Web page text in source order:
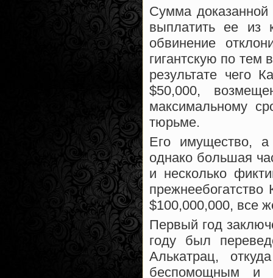
Сумма
выплатить ее из
обвинение
гигантскую по
результате чего
$50,000,
максимальному
тюрьме.
Его имущество,
однако большая
и несколько
$100,000,000, все
Первый год
году был
Алькатрац,
беспомощным и